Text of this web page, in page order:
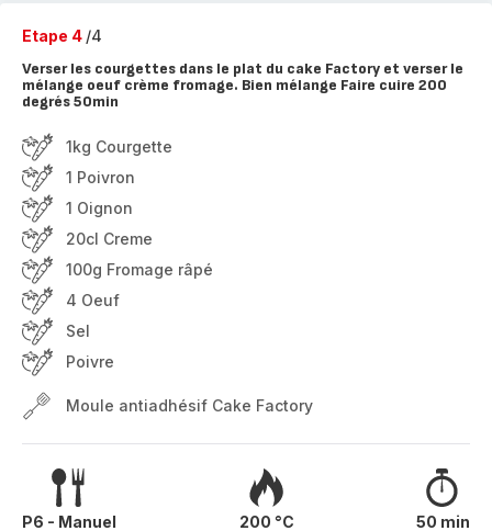
Etape 4 /4
Verser les courgettes dans le plat du cake Factory et verser le
mélange oeuf crème fromage. Bien mélange Faire cuire 200
degrés 50min
1kg Courgette
1 Poivron
1 Oignon
20cl Creme
100g Fromage râpé
4 Oeuf
Sel
Poivre
Moule antiadhésif Cake Factory
P6 - Manuel 200 °C 50 min